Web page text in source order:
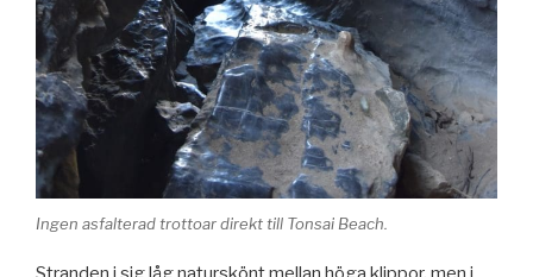
Ingen asfalterad trottoar direkt till Tonsai Beach.